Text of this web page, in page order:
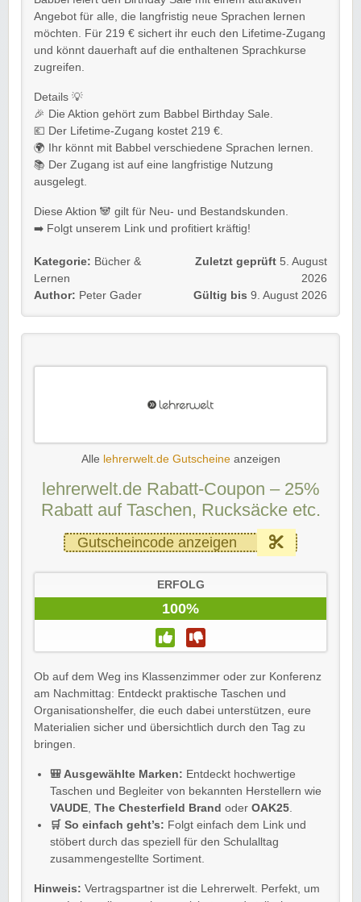
Angebot für alle, die langfristig neue Sprachen lernen
möchten. Für 219 € sichert ihr euch den Lifetime-Zugang
und könnt dauerhaft auf die enthaltenen Sprachkurse
zugreifen.
Details 💡
🎉 Die Aktion gehört zum Babbel Birthday Sale.
💶 Der Lifetime-Zugang kostet 219 €.
🌍 Ihr könnt mit Babbel verschiedene Sprachen lernen.
📚 Der Zugang ist auf eine langfristige Nutzung
ausgelegt.
Diese Aktion 🐼 gilt für Neu- und Bestandskunden.
➡️ Folgt unserem Link und profitiert kräftig!
Kategorie: Bücher &
Lernen
Author: Peter Gader
Zuletzt geprüft 5. August
2026
Gültig bis 9. August 2026
Alle lehrerwelt.de Gutscheineanzeigen
lehrerwelt.de Rabatt-Coupon – 25%
Rabatt auf Taschen, Rucksäcke etc.
Gutscheincode anzeigen
ERFOLG
100%
Ob auf dem Weg ins Klassenzimmer oder zur Konferenz
am Nachmittag: Entdeckt praktische Taschen und
Organisationshelfer, die euch dabei unterstützen, eure
Materialien sicher und übersichtlich durch den Tag zu
bringen.
🎒 Ausgewählte Marken: Entdeckt hochwertige
Taschen und Begleiter von bekannten Herstellern wie
VAUDE The Chesterfield Brand oder OAK25
🛒 So einfach geht’s: Folgt einfach dem Link und
stöbert durch das speziell für den Schulalltag
zusammengestellte Sortiment.
Hinweis: Vertragspartner ist die Lehrerwelt. Perfekt, um